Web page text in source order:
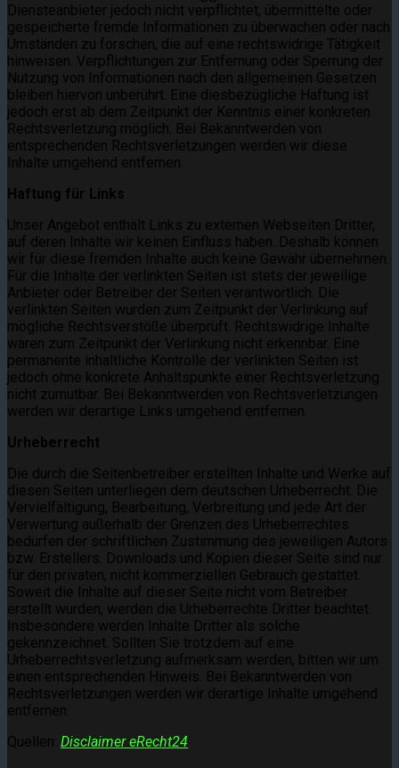
Diensteanbieter jedoch nicht verpflichtet, übermittelte oder
gespeicherte fremde Informationen zu überwachen oder nach
Umständen zu forschen, die auf eine rechtswidrige Tätigkeit
hinweisen. Verpflichtungen zur Entfernung oder Sperrung der
Nutzung von Informationen nach den allgemeinen Gesetzen
bleiben hiervon unberührt. Eine diesbezügliche Haftung ist
jedoch erst ab dem Zeitpunkt der Kenntnis einer konkreten
Rechtsverletzung möglich. Bei Bekanntwerden von
entsprechenden Rechtsverletzungen werden wir diese
Inhalte umgehend entfernen.
Haftung für Links
Unser Angebot enthält Links zu externen Webseiten Dritter,
auf deren Inhalte wir keinen Einfluss haben. Deshalb können
wir für diese fremden Inhalte auch keine Gewähr übernehmen.
Für die Inhalte der verlinkten Seiten ist stets der jeweilige
Anbieter oder Betreiber der Seiten verantwortlich. Die
verlinkten Seiten wurden zum Zeitpunkt der Verlinkung auf
mögliche Rechtsverstöße überprüft. Rechtswidrige Inhalte
waren zum Zeitpunkt der Verlinkung nicht erkennbar. Eine
permanente inhaltliche Kontrolle der verlinkten Seiten ist
jedoch ohne konkrete Anhaltspunkte einer Rechtsverletzung
nicht zumutbar. Bei Bekanntwerden von Rechtsverletzungen
werden wir derartige Links umgehend entfernen.
Urheberrecht
Die durch die Seitenbetreiber erstellten Inhalte und Werke auf
diesen Seiten unterliegen dem deutschen Urheberrecht. Die
Vervielfältigung, Bearbeitung, Verbreitung und jede Art der
Verwertung außerhalb der Grenzen des Urheberrechtes
bedürfen der schriftlichen Zustimmung des jeweiligen Autors
bzw. Erstellers. Downloads und Kopien dieser Seite sind nur
für den privaten, nicht kommerziellen Gebrauch gestattet.
Soweit die Inhalte auf dieser Seite nicht vom Betreiber
erstellt wurden, werden die Urheberrechte Dritter beachtet.
Insbesondere werden Inhalte Dritter als solche
gekennzeichnet. Sollten Sie trotzdem auf eine
Urheberrechtsverletzung aufmerksam werden, bitten wir um
einen entsprechenden Hinweis. Bei Bekanntwerden von
Rechtsverletzungen werden wir derartige Inhalte umgehend
entfernen.
Quellen: Disclaimer eRecht24